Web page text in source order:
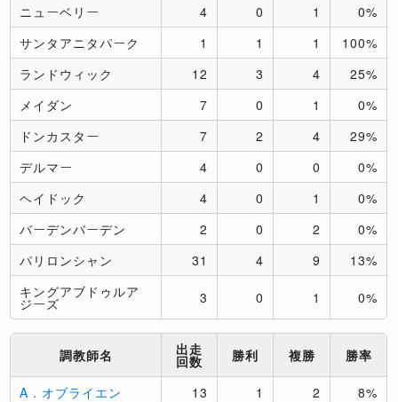
ニューベリー 4 0 1
0%
サンタアニタパーク
1 1 1
100%
ランドウィック
12 3 4
25%
メイダン
7 0 1
0%
ドンカスター
7 2 4
29%
デルマー
4 0 0
0%
ヘイドック
4 0 1
0%
バーデンバーデン
2 0 2
0%
パリロンシャン
31 4 9
13%
キングアブドゥルア
ジーズ 3 0 1 0%
調教師名 出走
回数 勝利 複勝 勝率
A．オブライエン 13 1 2
8%